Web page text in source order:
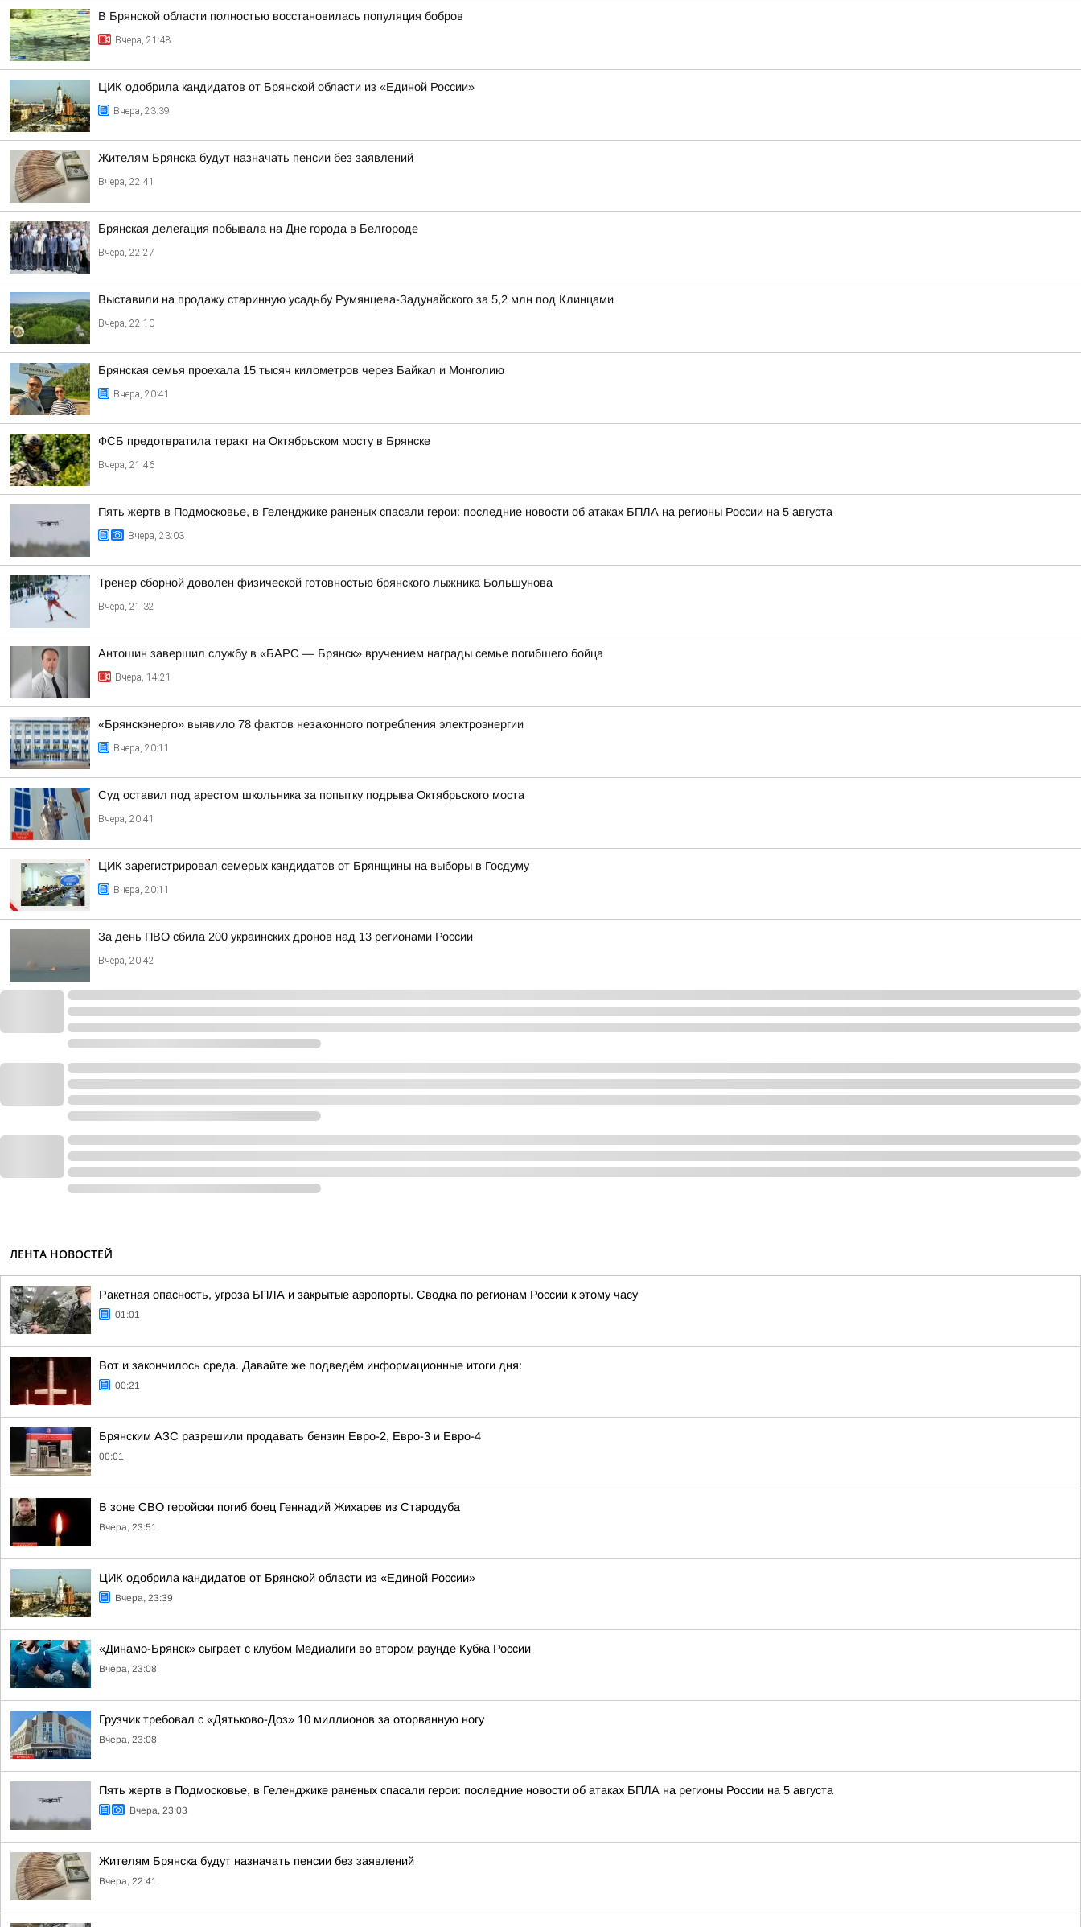
В Брянской области полностью восстановилась популяция бобров
Вчера, 21:48
ЦИК одобрила кандидатов от Брянской области из «Единой России»
Вчера, 23:39
Жителям Брянска будут назначать пенсии без заявлений
Вчера, 22:41
Брянская делегация побывала на Дне города в Белгороде
Вчера, 22:27
Выставили на продажу старинную усадьбу Румянцева-Задунайского за 5,2 млн под Клинцами
Вчера, 22:10
Брянская семья проехала 15 тысяч километров через Байкал и Монголию
Вчера, 20:41
ФСБ предотвратила теракт на Октябрьском мосту в Брянске
Вчера, 21:46
Пять жертв в Подмосковье, в Геленджике раненых спасали герои: последние новости об атаках БПЛА на регионы России на 5 августа
Вчера, 23:03
Тренер сборной доволен физической готовностью брянского лыжника Большунова
Вчера, 21:32
Антошин завершил службу в «БАРС — Брянск» вручением награды семье погибшего бойца
Вчера, 14:21
«Брянскэнерго» выявило 78 фактов незаконного потребления электроэнергии
Вчера, 20:11
Суд оставил под арестом школьника за попытку подрыва Октябрьского моста
Вчера, 20:41
ЦИК зарегистрировал семерых кандидатов от Брянщины на выборы в Госдуму
Вчера, 20:11
За день ПВО сбила 200 украинских дронов над 13 регионами России
Вчера, 20:42
ЛЕНТА НОВОСТЕЙ
Ракетная опасность, угроза БПЛА и закрытые аэропорты. Сводка по регионам России к этому часу
01:01
Вот и закончилось среда. Давайте же подведём информационные итоги дня:
00:21
Брянским АЗС разрешили продавать бензин Евро-2, Евро-3 и Евро-4
00:01
В зоне СВО геройски погиб боец Геннадий Жихарев из Стародуба
Вчера, 23:51
ЦИК одобрила кандидатов от Брянской области из «Единой России»
Вчера, 23:39
«Динамо-Брянск» сыграет с клубом Медиалиги во втором раунде Кубка России
Вчера, 23:08
Грузчик требовал с «Дятьково-Доз» 10 миллионов за оторванную ногу
Вчера, 23:08
Пять жертв в Подмосковье, в Геленджике раненых спасали герои: последние новости об атаках БПЛА на регионы России на 5 августа
Вчера, 23:03
Жителям Брянска будут назначать пенсии без заявлений
Вчера, 22:41